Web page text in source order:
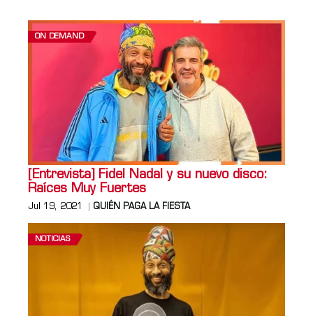
ON DEMAND
[Entrevista] Fidel Nadal y su nuevo disco:
Raíces Muy Fuertes
Jul 19, 2021 QUIÉN PAGA LA FIESTA
NOTICIAS